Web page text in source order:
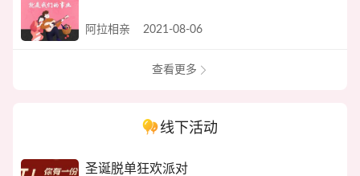
阿拉相亲 2021-08-06
查看更多
线下活动
圣诞脱单狂欢派对